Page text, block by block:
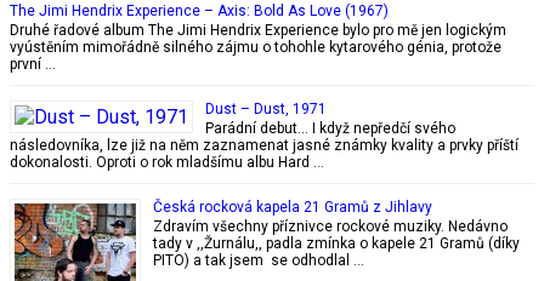
The Jimi Hendrix Experience – Axis: Bold As Love (1967)
Druhé řadové album The Jimi Hendrix Experience bylo pro mě jen logickým
vyústěním mimořádně silného zájmu o tohohle kytarového génia, protože
první …
Dust – Dust, 1971
Parádní debut… I když nepředčí svého
následovníka, lze již na něm zaznamenat jasné známky kvality a prvky příští
dokonalosti. Oproti o rok mladšímu albu Hard …
Česká rocková kapela 21 Gramů z Jihlavy
Zdravím všechny příznivce rockové muziky. Nedávno
tady v ,,Žurnálu,, padla zmínka o kapele 21 Gramů (díky
PITO) a tak jsem se odhodlal …